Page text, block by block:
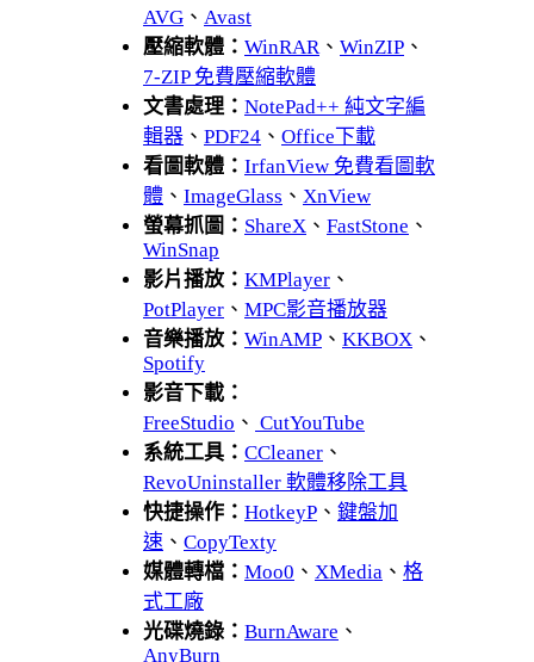
AVG 、 Avast
壓縮軟體： WinRAR 、 WinZIP 、
7-ZIP 免費壓縮軟體
文書處理： NotePad++ 純文字編
輯器 、 PDF24 、 Office下載
看圖軟體： IrfanView 免費看圖軟
體 、 ImageGlass 、 XnView
螢幕抓圖： ShareX 、 FastStone 、
WinSnap
影片播放： KMPlayer 、
PotPlayer 、 MPC影音播放器
音樂播放： WinAMP 、 KKBOX 、
Spotify
影音下載：
FreeStudio 、 CutYouTube
系統工具： CCleaner 、
RevoUninstaller 軟體移除工具
快捷操作： HotkeyP 、 鍵盤加
速 、 CopyTexty
媒體轉檔： Moo0 、 XMedia 、 格
式工廠
光碟燒錄： BurnAware 、
AnyBurn